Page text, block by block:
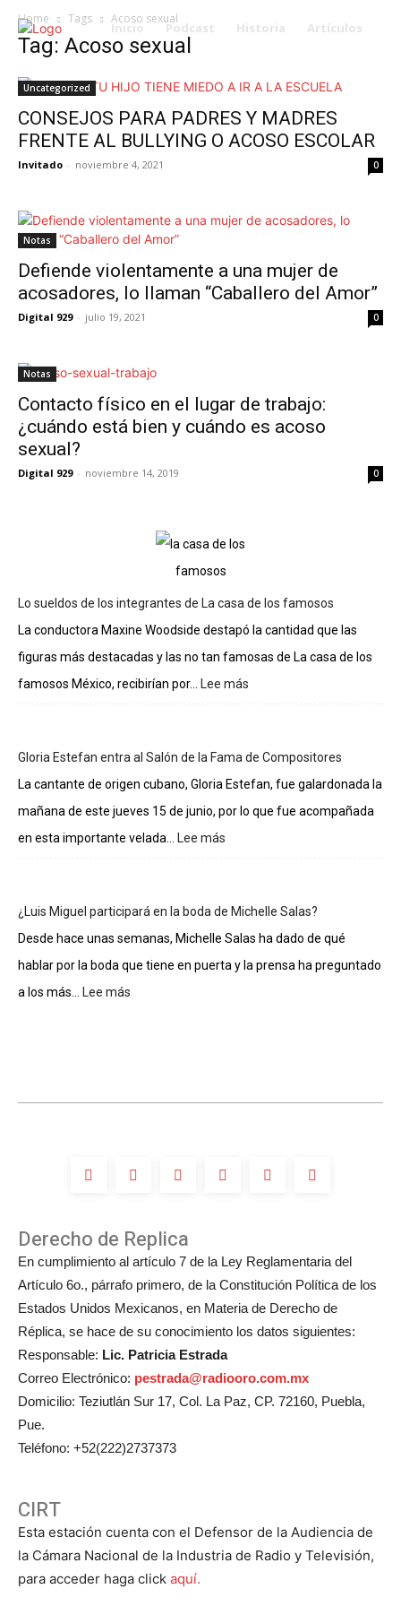
Inicio Podcast Historia Artículos
Home Tags Acoso sexual
Tag: Acoso sexual
Uncategorized
CONSEJOS PARA PADRES Y MADRES
FRENTE AL BULLYING O ACOSO ESCOLAR
Invitado - noviembre 4, 2021 0
Notas
Defiende violentamente a una mujer de
acosadores, lo llaman “Caballero del Amor”
Digital 929 - julio 19, 2021 0
Notas
Contacto físico en el lugar de trabajo:
¿cuándo está bien y cuándo es acoso
sexual?
Digital 929 - noviembre 14, 2019 0
Lo sueldos de los integrantes de La casa de los famosos
La conductora Maxine Woodside destapó la cantidad que las
figuras más destacadas y las no tan famosas de La casa de los
famosos México, recibirían por...
Lee más
los
integrantes
La
Gloria Estefan entra al Salón de la Fama de Compositores
La cantante de origen cubano, Gloria Estefan, fue galardonada la
mañana de este jueves 15 de junio, por lo que fue acompañada
en esta importante velada...
Lee más
al
Salón
la
¿Luis Miguel participará en la boda de Michelle Salas?
Desde hace unas semanas, Michelle Salas ha dado de qué
hablar por la boda que tiene en puerta y la prensa ha preguntado
a los más...
Lee más
boda
Derecho de Replica
En cumplimiento al artículo 7 de la Ley Reglamentaria del
Artículo 6o., párrafo primero, de la Constitución Política de los
Estados Unidos Mexicanos, en Materia de Derecho de
Réplica, se hace de su conocimiento los datos siguientes:
Responsable: Lic. Patricia Estrada
Correo Electrónico: pestrada@radiooro.com.mx
Domicilio: Teziutlán Sur 17, Col. La Paz, CP. 72160, Puebla,
Pue.
Teléfono: +52(222)2737373
CIRT
Esta estación cuenta con el Defensor de la Audiencia de
la Cámara Nacional de la Industria de Radio y Televisión,
para acceder haga click aquí.